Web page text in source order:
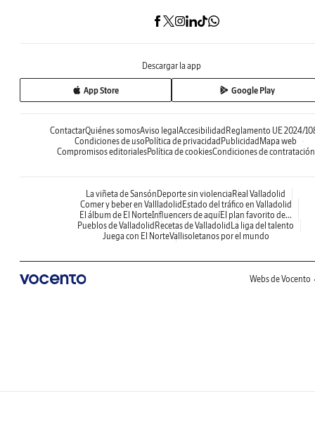
Descargar la app
App Store Google Play
ContactarQuiénes somosAviso legal Accesibilidad Reglamento UE 2024/
Condiciones de uso Política de privacidad Publicidad Mapa web
Compromisos editorialesPolítica de cookiesCondiciones de contratación
La viñeta de Sansón Deporte sin violencia Real Valladolid
Comer y beber en Vallladolid Estado del tráfico en Valladolid
El álbum de El NorteInfluencers de aquíEl plan favorito de...
Pueblos de Valladolid Recetas de Valladolid La liga del talento
Juega con El NorteVallisoletanos por el mundo
Webs de Vocento